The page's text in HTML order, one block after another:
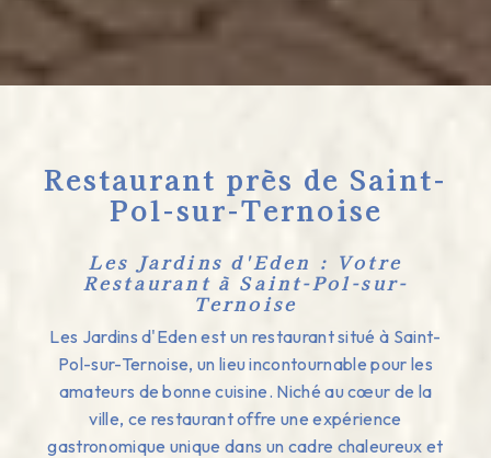
Restaurant près de Saint-
Pol-sur-Ternoise
Les Jardins d'Eden : Votre
Restaurant à Saint-Pol-sur-
Ternoise
Les Jardins d'Eden est un restaurant situé à Saint-
Pol-sur-Ternoise, un lieu incontournable pour les
amateurs de bonne cuisine. Niché au cœur de la
ville, ce restaurant offre une expérience
gastronomique unique dans un cadre chaleureux et